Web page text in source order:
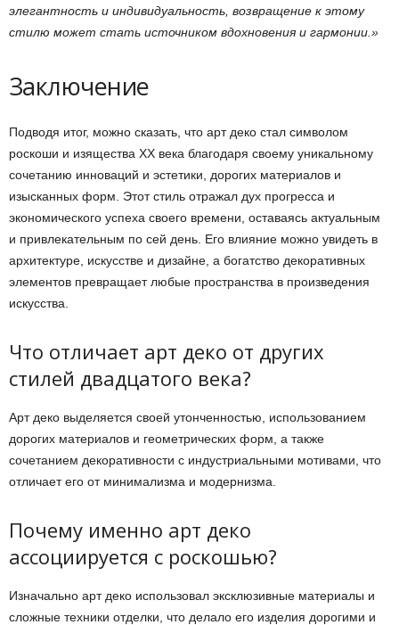
элегантность и индивидуальность, возвращение к этому
стилю может стать источником вдохновения и гармонии.»
Заключение
Подводя итог, можно сказать, что арт деко стал символом
роскоши и изящества XX века благодаря своему уникальному
сочетанию инноваций и эстетики, дорогих материалов и
изысканных форм. Этот стиль отражал дух прогресса и
экономического успеха своего времени, оставаясь актуальным
и привлекательным по сей день. Его влияние можно увидеть в
архитектуре, искусстве и дизайне, а богатство декоративных
элементов превращает любые пространства в произведения
искусства.
Что отличает арт деко от других
стилей двадцатого века?
Арт деко выделяется своей утонченностью, использованием
дорогих материалов и геометрических форм, а также
сочетанием декоративности с индустриальными мотивами, что
отличает его от минимализма и модернизма.
Почему именно арт деко
ассоциируется с роскошью?
Изначально арт деко использовал эксклюзивные материалы и
сложные техники отделки, что делало его изделия дорогими и